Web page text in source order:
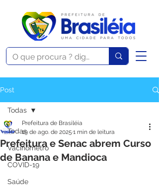
Post
Todas
Vacinômetro
COVID-19
Saúde
Todas
Prefeitura e Senac abrem Curso
de Banana e Mandioca
Prefeitura de Brasiléia
19 de ago. de 2025 1 min de leitura